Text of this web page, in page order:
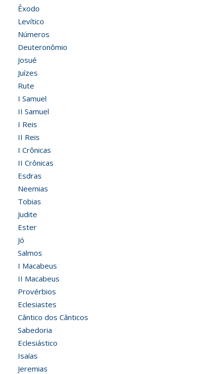
Êxodo
Levítico
Números
Deuteronômio
Josué
Juízes
Rute
I Samuel
II Samuel
I Reis
II Reis
I Crônicas
II Crônicas
Esdras
Neemias
Tobias
Judite
Ester
Jó
Salmos
I Macabeus
II Macabeus
Provérbios
Eclesiastes
Cântico dos Cânticos
Sabedoria
Eclesiástico
Isaías
Jeremias